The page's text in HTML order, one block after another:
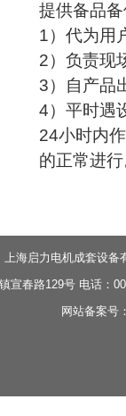
提供备品
1）代为用
2）负责现
3）自产品
4）平时遇
24小时内
的正常进
上海启力电机成套设备
宣春路129号 电话：
网站备案号